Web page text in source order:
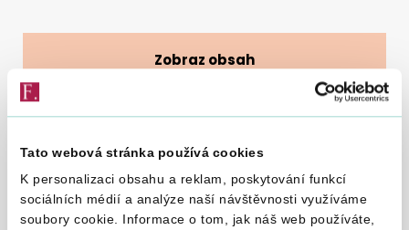
Tato webová stránka používá cookies
K personalizaci obsahu a reklam, poskytování funkcí
sociálních médií a analýze naší návštěvnosti využíváme
soubory cookie. Informace o tom, jak náš web používáte,
o dani z přidané hodnoty, ve znění pozdějších
Zobraz obsah